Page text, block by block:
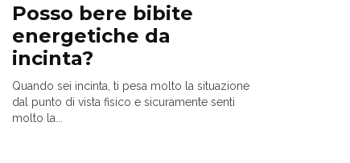
Posso bere bibite
energetiche da
incinta?
Quando sei incinta, ti pesa molto la situazione
dal punto di vista fisico e sicuramente senti
molto la...